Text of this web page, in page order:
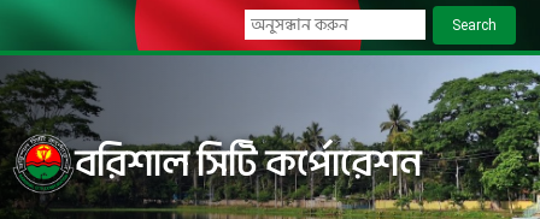
Search
বরিশাল সিটি কর্পোরেশন